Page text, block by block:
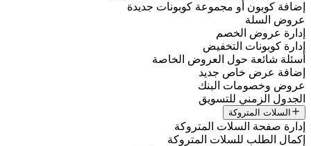
إضافة كوبون أو مجموعة كوبونات جديدة
عروض السلة
إدارة عروض الخصم
إدارة كوبونات التخفيض
أسئلة شائعة حول العروض الخاصة
إضافة عرض خاص جديد
عروض وخصومات البنك
الجدول الزمني للتسويق
السلات المتروكة
إدارة صفحة السلات المتروكة
إكمال الطلب للسلات المتروكة